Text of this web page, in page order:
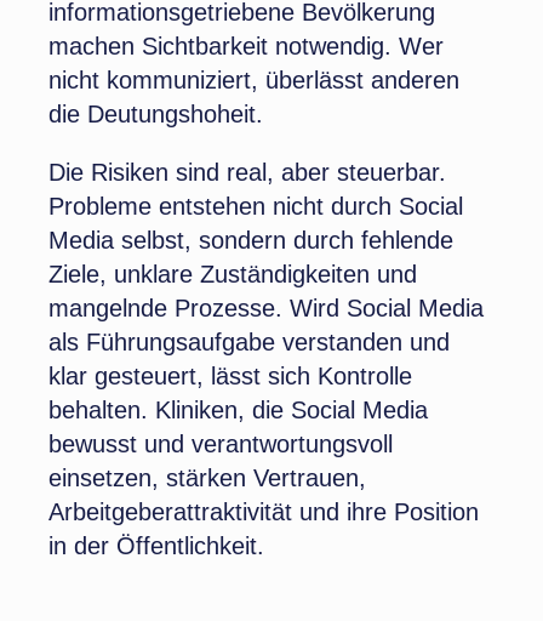
informationsgetriebene Bevölkerung
machen Sichtbarkeit notwendig. Wer
nicht kommuniziert, überlässt anderen
die Deutungshoheit.
Die Risiken sind real, aber steuerbar.
Probleme entstehen nicht durch Social
Media selbst, sondern durch fehlende
Ziele, unklare Zuständigkeiten und
mangelnde Prozesse. Wird Social Media
als Führungsaufgabe verstanden und
klar gesteuert, lässt sich Kontrolle
behalten. Kliniken, die Social Media
bewusst und verantwortungsvoll
einsetzen, stärken Vertrauen,
Arbeitgeberattraktivität und ihre Position
in der Öffentlichkeit.